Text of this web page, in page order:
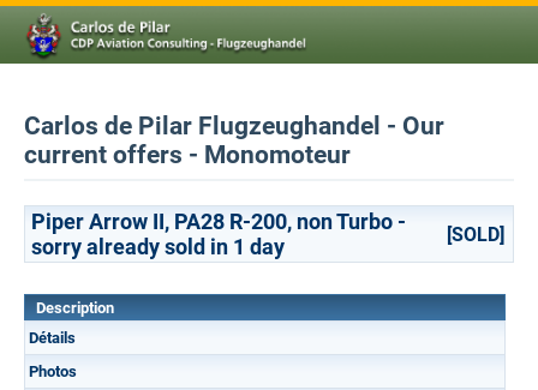
Carlos de Pilar Flugzeughandel - Our
current offers - Monomoteur
Piper Arrow II, PA28 R-200, non Turbo -
sorry already sold in 1 day
[SOLD]
Description
Détails
Photos